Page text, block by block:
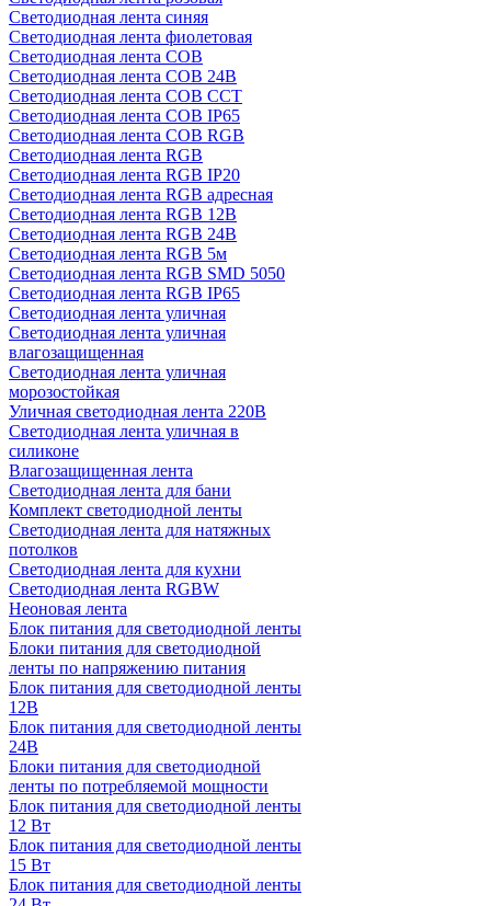
Светодиодная лента синяя
Светодиодная лента фиолетовая
Светодиодная лента COB
Светодиодная лента COB 24В
Светодиодная лента COB CCT
Светодиодная лента COB IP65
Светодиодная лента COB RGB
Светодиодная лента RGB
Светодиодная лента RGB IP20
Светодиодная лента RGB адресная
Светодиодная лента RGB 12В
Светодиодная лента RGB 24В
Светодиодная лента RGB 5м
Светодиодная лента RGB SMD 5050
Светодиодная лента RGB IP65
Светодиодная лента уличная
Светодиодная лента уличная
влагозащищенная
Светодиодная лента уличная
морозостойкая
Уличная светодиодная лента 220В
Светодиодная лента уличная в
силиконе
Влагозащищенная лента
Светодиодная лента для бани
Комплект светодиодной ленты
Светодиодная лента для натяжных
потолков
Светодиодная лента для кухни
Светодиодная лента RGBW
Неоновая лента
Блок питания для светодиодной ленты
Блоки питания для светодиодной
ленты по напряжению питания
Блок питания для светодиодной ленты
12В
Блок питания для светодиодной ленты
24В
Блоки питания для светодиодной
ленты по потребляемой мощности
Блок питания для светодиодной ленты
12 Вт
Блок питания для светодиодной ленты
15 Вт
Блок питания для светодиодной ленты